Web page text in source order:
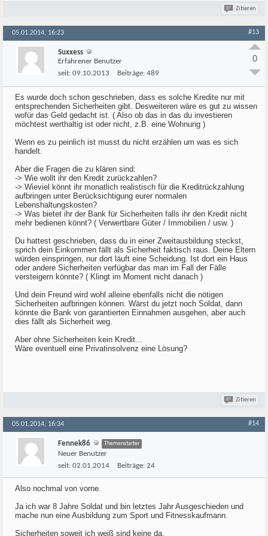
Zitieren
05.01.2014, 16:23 #13
Suxxess
Erfahrener Benutzer
seit: 09.10.2013 Beiträge: 489
0
Es wurde doch schon geschrieben, dass es solche Kredite nur mit
entsprechenden Sicherheiten gibt. Desweiteren wäre es gut zu wissen
wofür das Geld gedacht ist. ( Also ob das in das du investieren
möchtest werthaltig ist oder nicht, z.B. eine Wohnung )
Wenn es zu peinlich ist musst du nicht erzählen um was es sich
handelt.
Aber die Fragen die zu klären sind:
-> Wie wollt ihr den Kredit zurückzahlen?
-> Wieviel könnt ihr monatlich realistisch für die Kreditrückzahlung
aufbringen unter Berücksichtigung eurer normalen
Lebenshaltungskosten?
-> Was bietet ihr der Bank für Sicherheiten falls ihr den Kredit nicht
mehr bedienen könnt? ( Verwertbare Güter / Immobilien / usw. )
Du hattest geschrieben, dass du in einer Zweitausbildung steckst,
sprich dein Einkommen fällt als Sicherheit faktisch raus. Deine Eltern
würden einspringen, nur dort läuft eine Scheidung. Ist dort ein Haus
oder andere Sicherheiten verfügbar das man im Fall der Fälle
versteigern könnte? ( Klingt im Moment nicht danach )
Und dein Freund wird wohl alleine ebenfalls nicht die nötigen
Sicherheiten aufbringen können. Wärst du jetzt noch Soldat, dann
könnte die Bank von garantierten Einnahmen ausgehen, aber auch
dies fällt als Sicherheit weg.
Aber ohne Sicherheiten kein Kredit...
Wäre eventuell eine Privatinsolvenz eine Lösung?
Zitieren
05.01.2014, 16:34 #14
Fennek86 Themenstarter
Neuer Benutzer
seit: 02.01.2014 Beiträge: 24
Also nochmal von vorne.
Ja ich war 8 Jahre Soldat und bin letztes Jahr Ausgeschieden und
mache nun eine Ausbildung zum Sport und Fitnesskaufmann.
Sicherheiten soweit ich weiß sind keine da.